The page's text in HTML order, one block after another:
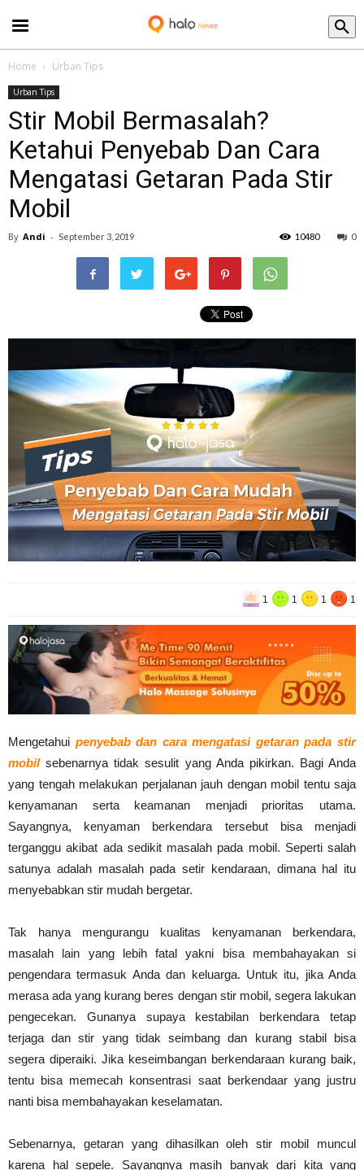
Home Urban Tips
Urban Tips
Stir Mobil Bermasalah?
Ketahui Penyebab Dan Cara
Mengatasi Getaran Pada Stir
Mobil
By Andi - September 3, 2019 0
10480
1 1 1 1
Mengetahui penyebab dan cara mengatasi getaran pada stir
mobilsebenarnya tidak sesulit yang Anda pikirkan. Bagi Anda
yang tengah melakukan perjalanan jauh dengan mobil tentu saja
kenyamanan serta keamanan menjadi prioritas utama.
Sayangnya, kenyaman berkendara tersebut bisa menjadi
terganggu akibat ada sedikit masalah pada mobil. Seperti salah
satunya adalah masalah pada setir kendaraan, dimana hal itu
menyebabkan stir mudah bergetar.
Tak hanya mengurangu kualitas kenyamanan berkendara,
masalah lain yang lebih fatal yakni bisa membahayakan si
pengendara termasuk Anda dan keluarga. Untuk itu, jika Anda
merasa ada yang kurang beres dengan stir mobil, segera lakukan
pengecekan. Gunanya supaya kestabilan berkendara tetap
terjaga dan stir yang tidak seimbang dan kurang stabil bisa
segera diperaiki. Jika keseimbangan berkendaraan kurang baik,
tentu bisa memecah konsentrasi saat berkendaar yang justru
nanti bisa membahayakan keselamatan.
Sebenarnya, getaran yang dihasilkan oleh stir mobil muncul
karena hal sepele. Sayangnya masih banyak dari kita yang